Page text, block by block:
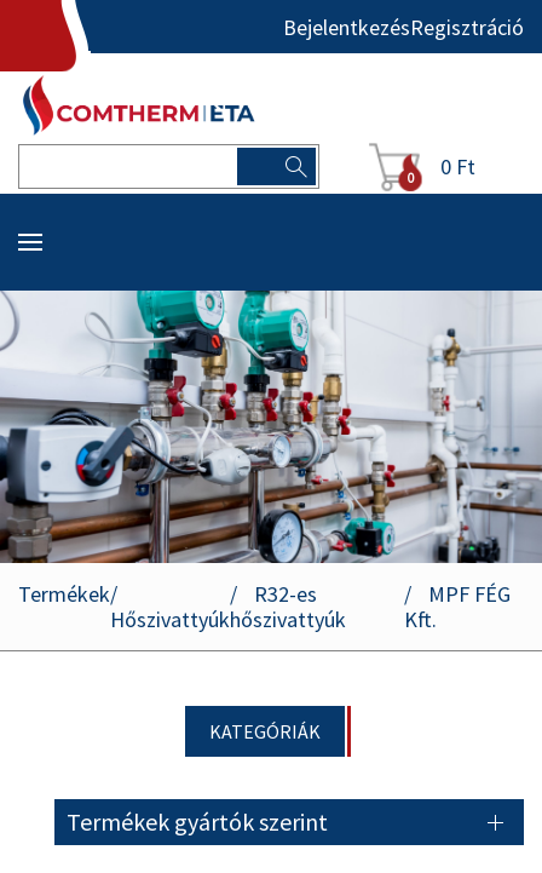
BejelentkezésRegisztráció
0 0 Ft
Termékek
Hőszivattyúk
R32-es
hőszivattyúk
MPF FÉG
Kft.
KATEGÓRIÁK
Termékek gyártók szerint